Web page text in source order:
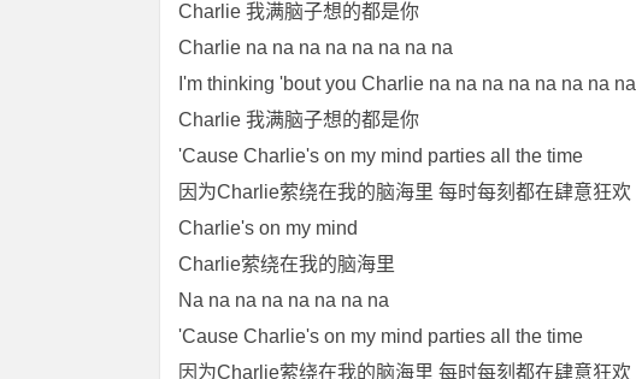
Charlie 我满脑子想的都是你
Charlie na na na na na na na na
I'm thinking 'bout you Charlie na na na na na na na na
Charlie 我满脑子想的都是你
'Cause Charlie's on my mind parties all the time
因为Charlie萦绕在我的脑海里 每时每刻都在肆意狂欢
Charlie's on my mind
Charlie萦绕在我的脑海里
Na na na na na na na na
'Cause Charlie's on my mind parties all the time
因为Charlie萦绕在我的脑海里 每时每刻都在肆意狂欢